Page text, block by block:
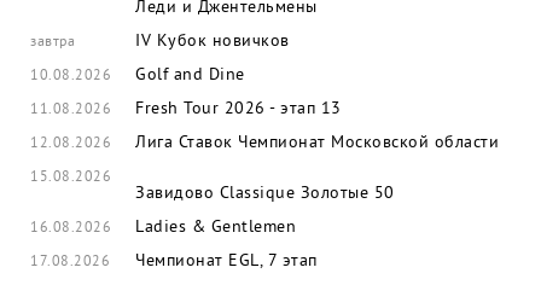
Леди и Джентельмены
завтра IV Кубок новичков
10.08.2026 Golf and Dine
11.08.2026 Fresh Tour 2026 - этап 13
12.08.2026 Лига Ставок Чемпионат Московской области
15.08.2026
Завидово Classique Золотые 50
16.08.2026 Ladies & Gentlemen
17.08.2026 Чемпионат EGL, 7 этап